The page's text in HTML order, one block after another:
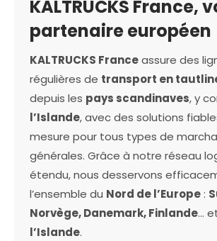
KALTRUCKS France,
partenaire européen
KALTRUCKS Franceassure des
régulières de transport en
depuis les pays scandinaves, y
l’Islande, avec des solutions
mesure pour tous types de
générales. Grâce à notre réseau
étendu, nous desservons
l’ensemble du Nord de l’Europe:
Norvège, Danemark, Finlande…
l’Islande.